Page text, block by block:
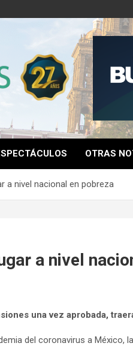
OTRAS
a nivel nacional en pobreza
a nivel
una vez aprobada,
del coronavirus a México,